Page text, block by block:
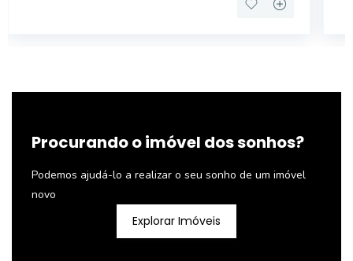
Procurando o imóvel dos sonhos?
Podemos ajudá-lo a realizar o seu sonho de um imóvel
novo
Explorar Imóveis